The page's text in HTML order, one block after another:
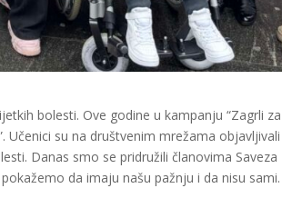
bolesti. Ove godine u kampanju “Zagrli
Učenici su na društvenim mrežama
Danas smo se pridružili članovima
da imaju našu pažnju i da nisu sami.